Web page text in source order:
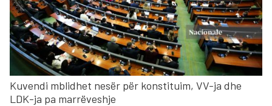
Kuvendi mblidhet nesër për konstituim, VV-ja dhe
LDK-ja pa marrëveshje